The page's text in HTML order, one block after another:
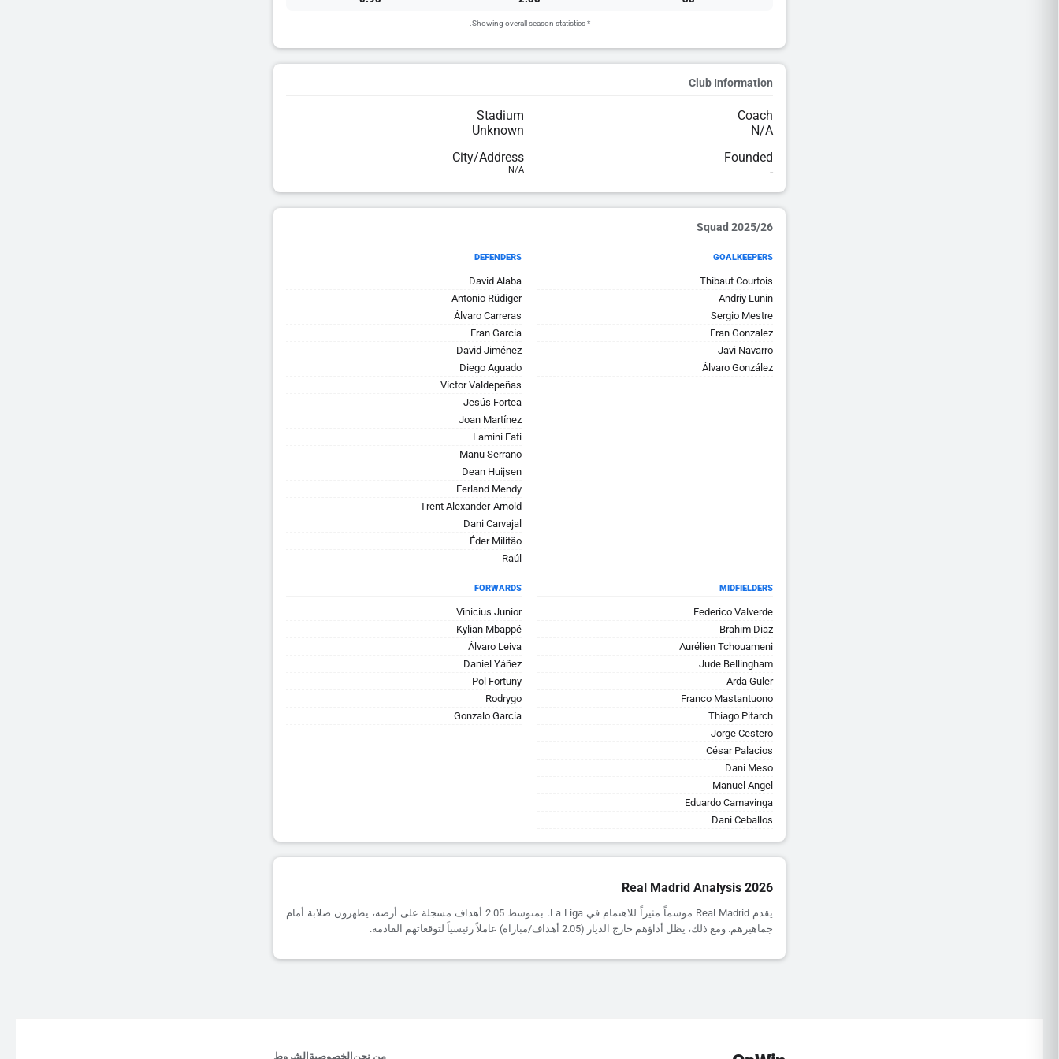
* Showing overall season statistics.
Club Information
Coach
N/A
Stadium
Unknown
Founded
-
City/Address
N/A
2025/26 Squad
GOALKEEPERS
Thibaut Courtois
Andriy Lunin
Sergio Mestre
Fran Gonzalez
Javi Navarro
Álvaro González
DEFENDERS
David Alaba
Antonio Rüdiger
Álvaro Carreras
Fran García
David Jiménez
Diego Aguado
Víctor Valdepeñas
Jesús Fortea
Joan Martínez
Lamini Fati
Manu Serrano
Dean Huijsen
Ferland Mendy
Trent Alexander-Arnold
Dani Carvajal
Éder Militão
Raúl
MIDFIELDERS
Federico Valverde
Brahim Diaz
Aurélien Tchouameni
Jude Bellingham
Arda Guler
Franco Mastantuono
Thiago Pitarch
Jorge Cestero
César Palacios
Dani Meso
Manuel Angel
Eduardo Camavinga
Dani Ceballos
FORWARDS
Vinicius Junior
Kylian Mbappé
Álvaro Leiva
Daniel Yáñez
Pol Fortuny
Rodrygo
Gonzalo García
Real Madrid Analysis 2026
يقدم Real Madrid موسماً مثيراً للاهتمام في La Liga. بمتوسط 2.05 أهداف مسجلة على أرضه، يظهرون صلابة أمام
جماهيرهم. ومع ذلك، يظل أداؤهم خارج الديار (2.05 أهداف/مباراة) عاملاً رئيسياً لتوقعاتهم القادمة.
من نحن الخصوصية الشروط